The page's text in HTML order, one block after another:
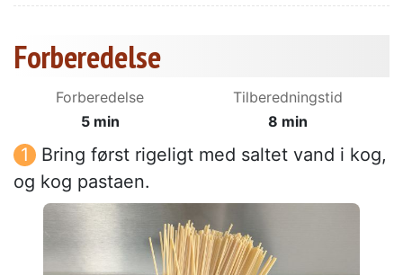
Forberedelse
Forberedelse
5 min
Tilberedningstid
8 min
Bring først rigeligt med saltet vand i kog,
og kog pastaen.